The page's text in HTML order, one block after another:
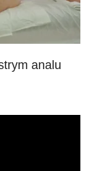
analu